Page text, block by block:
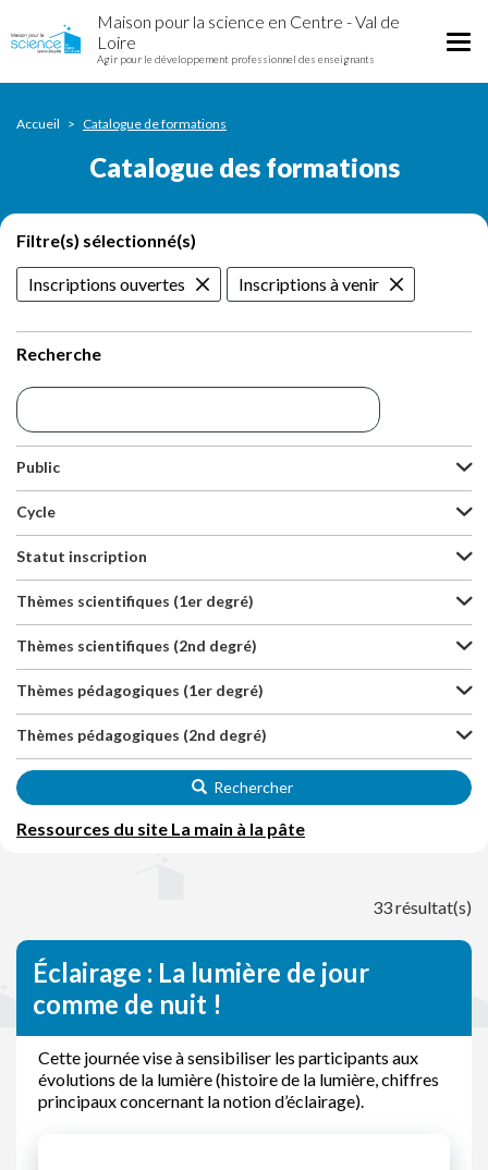
des
formations
au
contenu
Maison pour la science en Centre - Val de
Loire
Agir pour le développement professionnel des enseignants
Accueil Catalogue de formations
Catalogue des formations
Filtre(s) sélectionné(s)
Inscriptions ouvertes Inscriptions à venir
Recherche
Public
Cycle
Statut inscription
Thèmes scientifiques (1er degré)
Thèmes scientifiques (2nd degré)
Thèmes pédagogiques (1er degré)
Thèmes pédagogiques (2nd degré)
Rechercher
Ressources du site La main à la pâte
33 résultat(s)
Éclairage : La lumière de jour
comme de nuit !
Cette journée vise à sensibiliser les participants aux
évolutions de la lumière (histoire de la lumière, chiffres
principaux concernant la notion d’éclairage).